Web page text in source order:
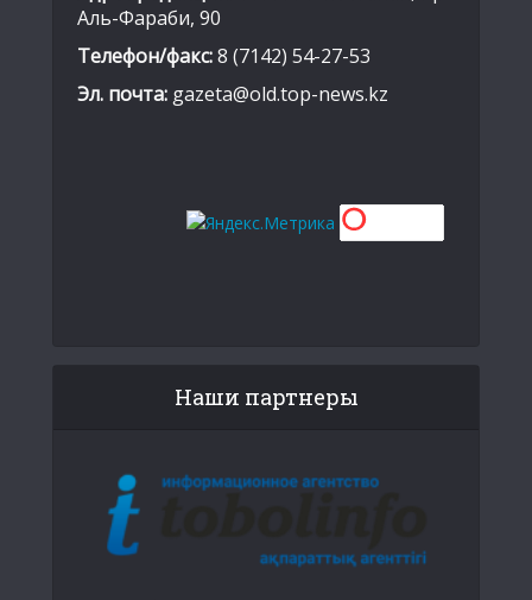
Аль-Фараби, 90
Телефон/факс:8 (7142) 54-27-53
Эл. почта: gazeta@old.top-news.kz
Наши партнеры